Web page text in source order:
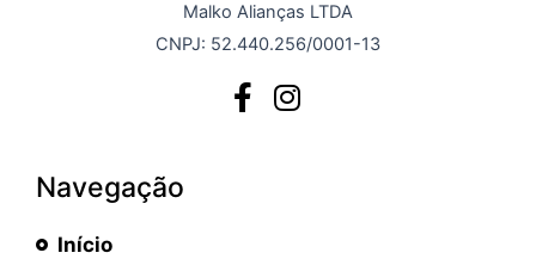
Malko Alianças LTDA
CNPJ: 52.440.256/0001-13
Navegação
Início